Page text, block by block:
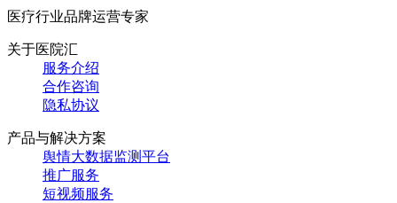
医疗行业品牌运营专家
关于医院汇
服务介绍
合作咨询
隐私协议
产品与解决方案
舆情大数据监测平台
推广服务
短视频服务